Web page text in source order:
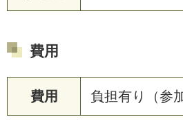
費用
費用 負担有り（参